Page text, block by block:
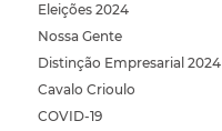
Eleições 2024
Nossa Gente
Distinção Empresarial 2024
Cavalo Crioulo
COVID-19